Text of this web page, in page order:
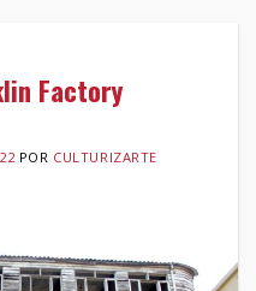
Factory
POR CULTURIZARTE